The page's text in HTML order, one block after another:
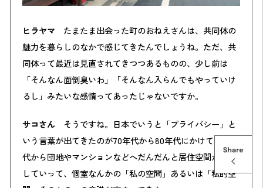
ヒラヤマ たまたま出会った町のおねえさんは、共同体の
魅力を暮らしのなかで感じてきたんでしょうね。ただ、共
同体って最近は見直されてきつつあるものの、少し前は
「そんなん面倒臭いわ」「そんなん入らんでもやっていけ
るし」みたいな感情ってあったじゃないですか。
サコさん そうですね。日本でいうと「プライバシー」と
いう言葉が出てきたのが70年代から80年代にかけて。50年
代から団地やマンションなどへだんだんと居住空間が変化
していって、個室なんかの「私の空間」あるいは「私的空